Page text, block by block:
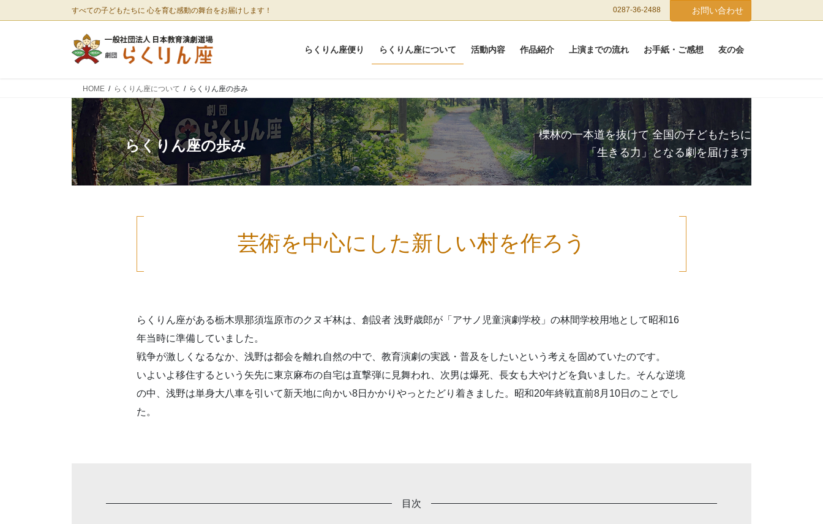
ン
ビ
すべての子どもたちに 心を育む感動の舞台をお届けします！ 0287-36-2488 お問い合わせ
らくりん座便り らくりん座について 活動内容 作品紹介 上演までの流れ お手紙・ご感想 友の会
HOME らくりん座について らくりん座の歩み
らくりん座の歩み
櫟林の一本道を抜けて 全国の子どもたちに
「生きる力」となる劇を届けます
芸術を中心にした新しい村を作ろう
らくりん座がある栃木県那須塩原市のクヌギ林は、創設者 浅野歳郎が「アサノ児童演劇学校」の林間学校用地として昭和16
年当時に準備していました。
戦争が激しくなるなか、浅野は都会を離れ自然の中で、教育演劇の実践・普及をしたいという考えを固めていたのです。
いよいよ移住するという矢先に東京麻布の自宅は直撃弾に見舞われ、次男は爆死、長女も大やけどを負いました。そんな逆境
の中、浅野は単身大八車を引いて新天地に向かい8日かかりやっとたどり着きました。昭和20年終戦直前8月10日のことでし
た。
目次